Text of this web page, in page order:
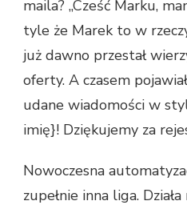
maila? „Cześć Marku,
tyle że Marek to w
już dawno przestał
oferty. A czasem
udane wiadomości w
imię}! Dziękujemy za
Nowoczesna
zupełnie inna liga.